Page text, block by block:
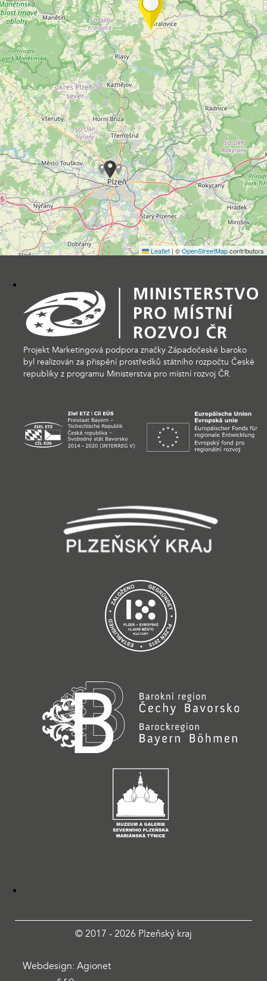
Leaflet |©OpenStreetMapcontributors
Projekt Marketingová podpora značky Západočeské baroko
byl realizován za přispění prostředků státního rozpočtu České
republiky z programu Ministerstva pro místní rozvoj ČR.
© 2017 - 2026 Plzeňský kraj
Webdesign: Agionet